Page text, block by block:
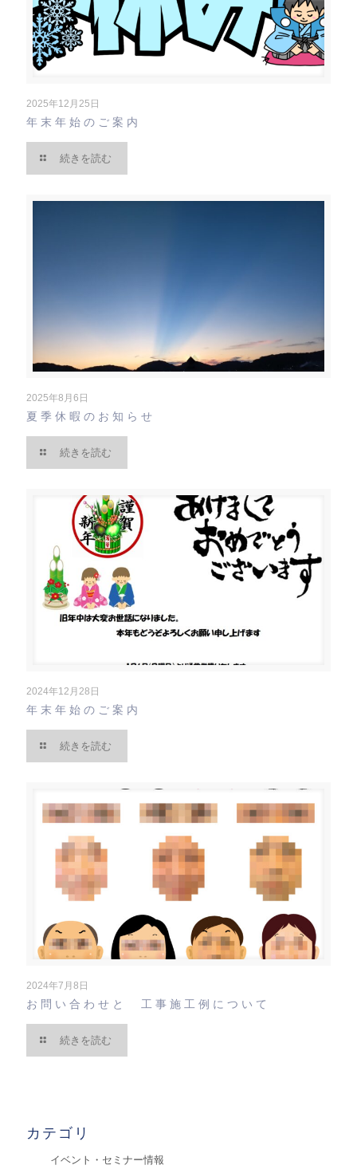
2025年12月25日
年末年始のご案内
続きを読む
2025年8月6日
夏季休暇のお知らせ
続きを読む
2024年12月28日
年末年始のご案内
続きを読む
2024年7月8日
お問い合わせと 工事施工例について
続きを読む
カテゴリ
イベント・セミナー情報